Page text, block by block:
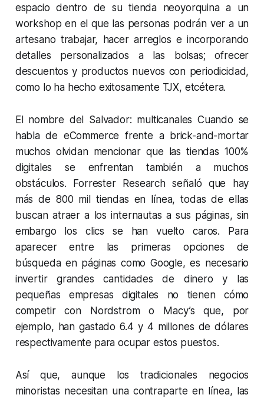
espacio dentro de su tienda neoyorquina a un
workshop en el que las personas podrán ver a un
artesano trabajar, hacer arreglos e incorporando
detalles personalizados a las bolsas; ofrecer
descuentos y productos nuevos con periodicidad,
como lo ha hecho exitosamente TJX, etcétera.
El nombre del Salvador: multicanales Cuando se
habla de eCommerce frente a brick-and-mortar
muchos olvidan mencionar que las tiendas 100%
digitales se enfrentan también a muchos
obstáculos. Forrester Research señaló que hay
más de 800 mil tiendas en línea, todas de ellas
buscan atraer a los internautas a sus páginas, sin
embargo los clics se han vuelto caros. Para
aparecer entre las primeras opciones de
búsqueda en páginas como Google, es necesario
invertir grandes cantidades de dinero y las
pequeñas empresas digitales no tienen cómo
competir con Nordstrom o Macy’s que, por
ejemplo, han gastado 6.4 y 4 millones de dólares
respectivamente para ocupar estos puestos.
Así que, aunque los tradicionales negocios
minoristas necesitan una contraparte en línea, las